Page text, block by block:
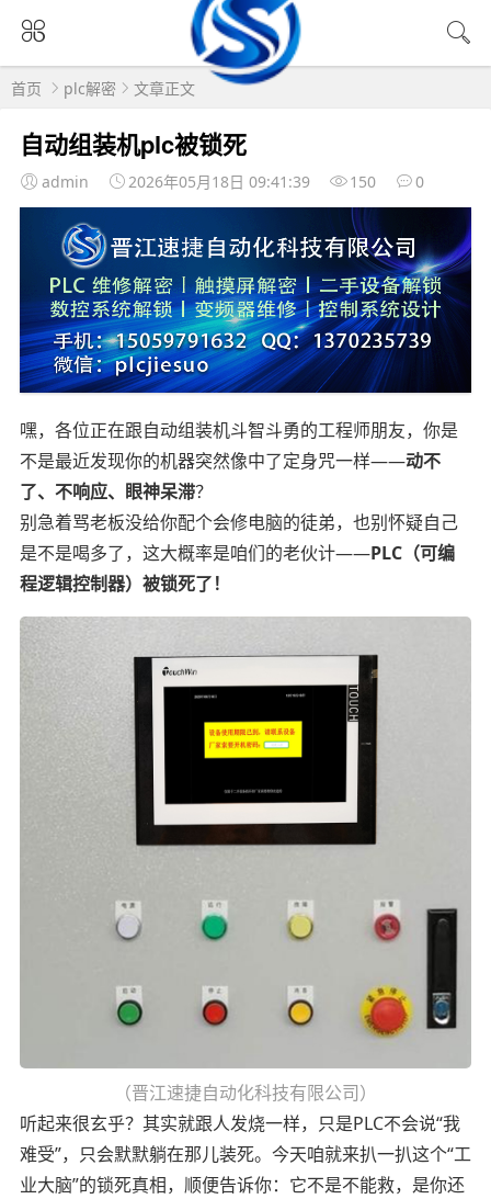
首页 plc解密 文章正文
自动组装机plc被锁死
admin 2026年05月18日 09:41:39 150 0
嘿，各位正在跟自动组装机斗智斗勇的工程师朋友，你是
不是最近发现你的机器突然像中了定身咒一样——动不
了、不响应、眼神呆滞？
别急着骂老板没给你配个会修电脑的徒弟，也别怀疑自己
是不是喝多了，这大概率是咱们的老伙计——PLC（可编
程逻辑控制器）被锁死了！
（晋江速捷自动化科技有限公司）
听起来很玄乎？其实就跟人发烧一样，只是PLC不会说“我
难受”，只会默默躺在那儿装死。今天咱就来扒一扒这个“工
业大脑”的锁死真相，顺便告诉你：它不是不能救，是你还